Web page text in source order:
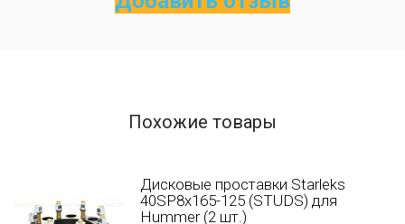
Похожие товары
Дисковые проставки Starleks
40SP8х165-125 (STUDS) для
Hummer (2 шт.)